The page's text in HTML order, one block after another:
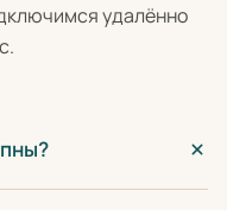
удалённо